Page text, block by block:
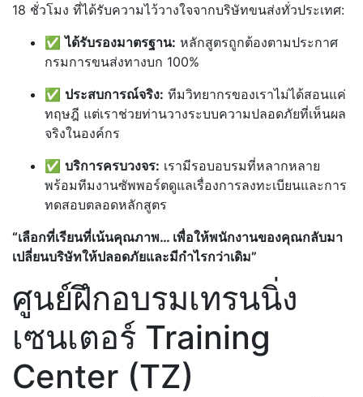
18 ชั่วโมง ที่ได้รับความไว้วางใจจากบริษัทขนส่งทั่วประเทศ:
✅ได้รับรองมาตรฐาน: หลักสูตรถูกต้องตามประกาศ
กรมการขนส่งทางบก 100%
✅ ประสบการณ์จริง: ทีมวิทยากรของเราไม่ได้สอนแค่
ทฤษฎี แต่เราช่วยท่านวางระบบความปลอดภัยที่เห็นผล
จริงในองค์กร
✅ บริการครบวงจร: เรามีรอบอบรมที่หลากหลาย
พร้อมทีมงานซัพพอร์ตดูแลเรื่องการลงทะเบียนและการ
ทดสอบตลอดหลักสูตร
“เลือกที่เรียนที่เน้นคุณภาพ… เพื่อให้พนักงานของคุณกลับมา
เปลี่ยนบริษัทให้ปลอดภัยและมีกำไรกว่าเดิม”
ศูนย์ฝึกอบรมเทรนนิ่ง
เซนเตอร์ Training
Center (TZ)